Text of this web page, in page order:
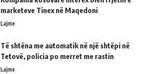
marketeve Tinex në Maqedoni
Lajme
Të shtëna me automatik në një shtëpi në
Tetovë, policia po merret me rastin
Lajme